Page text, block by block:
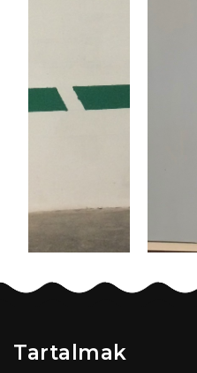
Tartalmak